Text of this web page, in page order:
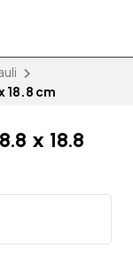
18.8 cm
x 18.8